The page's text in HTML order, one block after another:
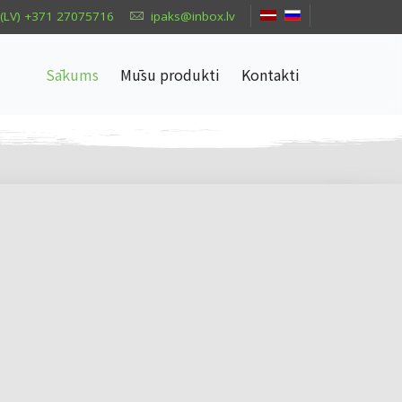
(LV) +371 27075716 ipaks@inbox.lv
Sākums Mūsu produkti Kontakti